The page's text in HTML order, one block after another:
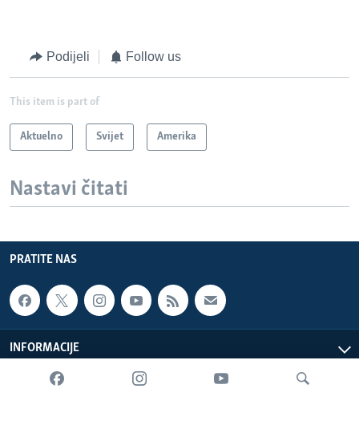
Podijeli Follow us
This item is part of
Aktuelno Svijet Amerika
Nastavi čitati
PRATITE NAS
INFORMACIJE
SADRŽAJ